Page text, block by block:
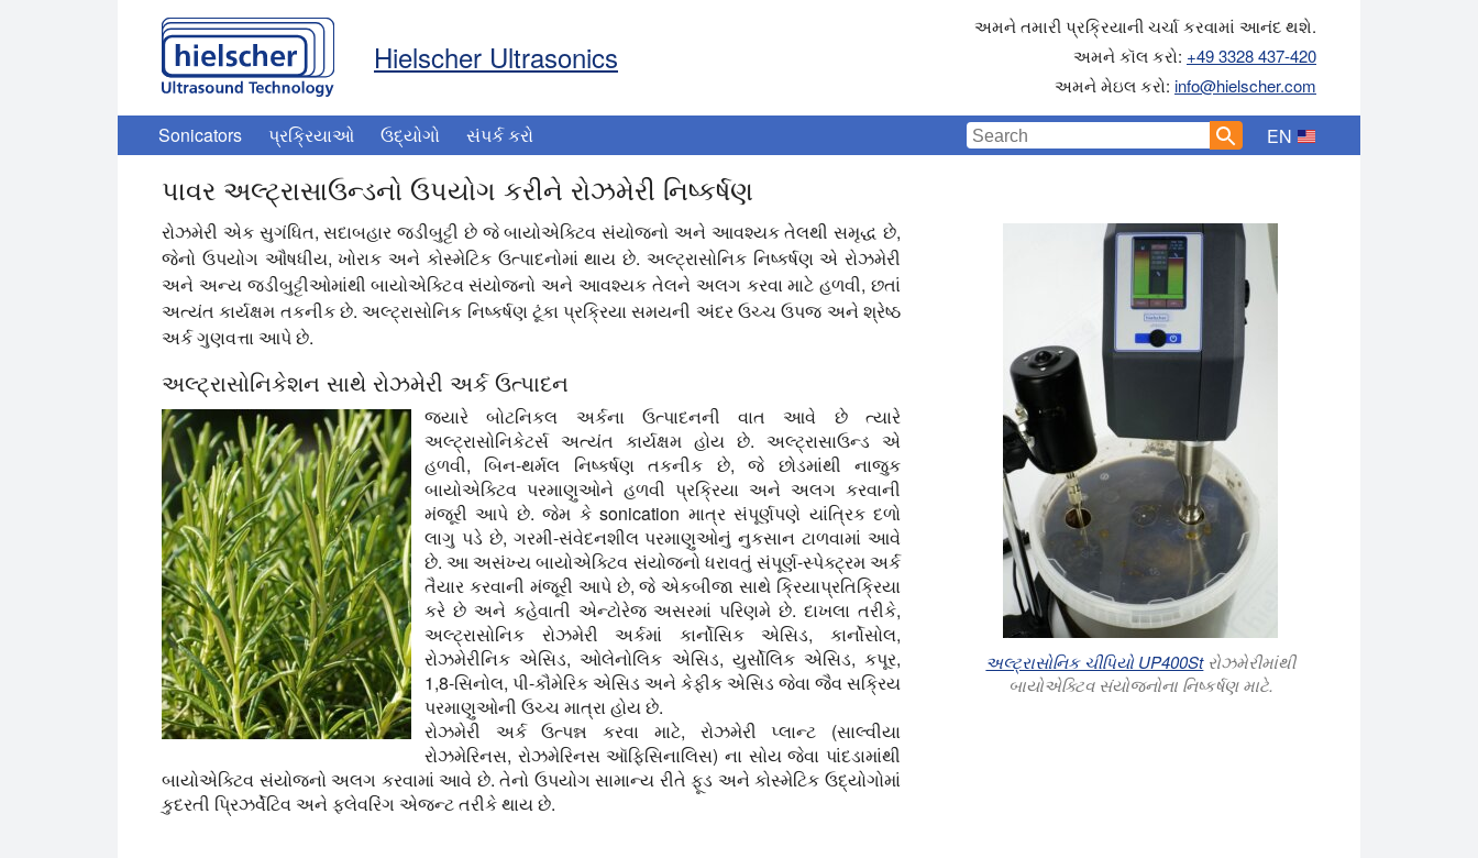
Hielscher Ultrasonics
અમને તમારી પ્રક્રિયાની ચર્ચા કરવામાં આનંદ થશે.
અમને કૉલ કરો: +49 3328 437-420
અમને મેઇલ કરો: info@hielscher.com
Sonicators પ્રક્રિયાઓ ઉદ્યોગો સંપર્ક કરો EN
પાવર અલ્ટ્રાસાઉન્ડનો ઉપયોગ કરીને રોઝમેરી નિષ્કર્ષણ
રોઝમેરી એક સુગંધિત, સદાબહાર જડીબુટ્ટી છે જે બાયોએક્ટિવ સંયોજનો અને આવશ્યક તેલથી સમૃદ્ધ છે,
જેનો ઉપયોગ ઔષધીય, ખોરાક અને કોસ્મેટિક ઉત્પાદનોમાં થાય છે. અલ્ટ્રાસોનિક નિષ્કર્ષણ એ રોઝમેરી
અને અન્ય જડીબુટ્ટીઓમાંથી બાયોએક્ટિવ સંયોજનો અને આવશ્યક તેલને અલગ કરવા માટે હળવી, છતાં
અત્યંત કાર્યક્ષમ તકનીક છે. અલ્ટ્રાસોનિક નિષ્કર્ષણ ટૂંકા પ્રક્રિયા સમયની અંદર ઉચ્ચ ઉપજ અને શ્રેષ્ઠ
અર્ક ગુણવત્તા આપે છે.
અલ્ટ્રાસોનિકેશન સાથે રોઝમેરી અર્ક ઉત્પાદન
જ્યારે બોટનિકલ અર્કના ઉત્પાદનની વાત આવે છે ત્યારે
અલ્ટ્રાસોનિકેટર્સ અત્યંત કાર્યક્ષમ હોય છે. અલ્ટ્રાસાઉન્ડ એ
હળવી, બિન-થર્મલ નિષ્કર્ષણ તકનીક છે, જે છોડમાંથી નાજુક
બાયોએક્ટિવ પરમાણુઓને હળવી પ્રક્રિયા અને અલગ કરવાની
મંજૂરી આપે છે. જેમ કે sonication માત્ર સંપૂર્ણપણે યાંત્રિક દળો
લાગુ પડે છે, ગરમી-સંવેદનશીલ પરમાણુઓનું નુકસાન ટાળવામાં આવે
છે. આ અસંખ્ય બાયોએક્ટિવ સંયોજનો ધરાવતું સંપૂર્ણ-સ્પેક્ટ્રમ અર્ક
તૈયાર કરવાની મંજૂરી આપે છે, જે એકબીજા સાથે ક્રિયાપ્રતિક્રિયા
કરે છે અને કહેવાતી એન્ટોરેજ અસરમાં પરિણમે છે. દાખલા તરીકે,
અલ્ટ્રાસોનિક રોઝમેરી અર્કમાં કાર્નોસિક એસિડ, કાર્નોસોલ,
રોઝમેરીનિક એસિડ, ઓલેનોલિક એસિડ, યુર્સોલિક એસિડ, કપૂર,
1,8-સિનોલ, પી-કૌમેરિક એસિડ અને કેફીક એસિડ જેવા જૈવ સક્રિય
પરમાણુઓની ઉચ્ચ માત્રા હોય છે.
રોઝમેરી અર્ક ઉત્પન્ન કરવા માટે, રોઝમેરી પ્લાન્ટ (સાલ્વીયા
રોઝમેરિનસ, રોઝમેરિનસ ઑફિસિનાલિસ) ના સોય જેવા પાંદડામાંથી
બાયોએક્ટિવ સંયોજનો અલગ કરવામાં આવે છે. તેનો ઉપયોગ સામાન્ય રીતે ફૂડ અને કોસ્મેટિક ઉદ્યોગોમાં
કુદરતી પ્રિઝર્વેટિવ અને ફ્લેવરિંગ એજન્ટ તરીકે થાય છે.
અલ્ટ્રાસોનિક ચીપિયો UP400Stરોઝમેરીમાંથી
બાયોએક્ટિવ સંયોજનોના નિષ્કર્ષણ માટે.